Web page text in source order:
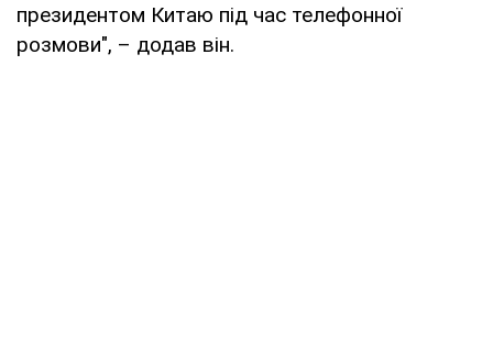
президентом Китаю під час телефонної
розмови", – додав він.